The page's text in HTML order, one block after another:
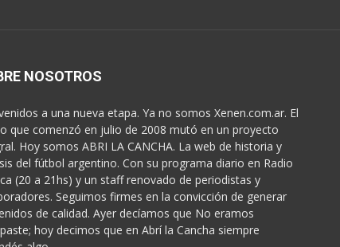
NOSOTROS
a una nueva etapa. Ya no somos Xenen.com.ar. El
que comenzó en julio de 2008 mutó en un proyecto
Hoy somos ABRI LA CANCHA. La web de historia y
del fútbol argentino. Con su programa diario en Radio
(20 a 21hs) y un staff renovado de periodistas y
Seguimos firmes en la convicción de generar
de calidad. Ayer decíamos que No eramos
hoy decimos que en Abrí la Cancha siempre